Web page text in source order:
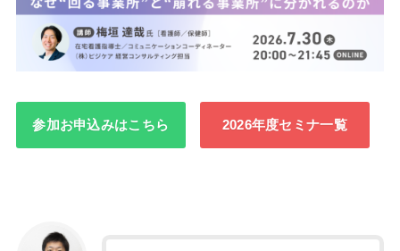
参加お申込みはこちら 2026年度セミナ一覧